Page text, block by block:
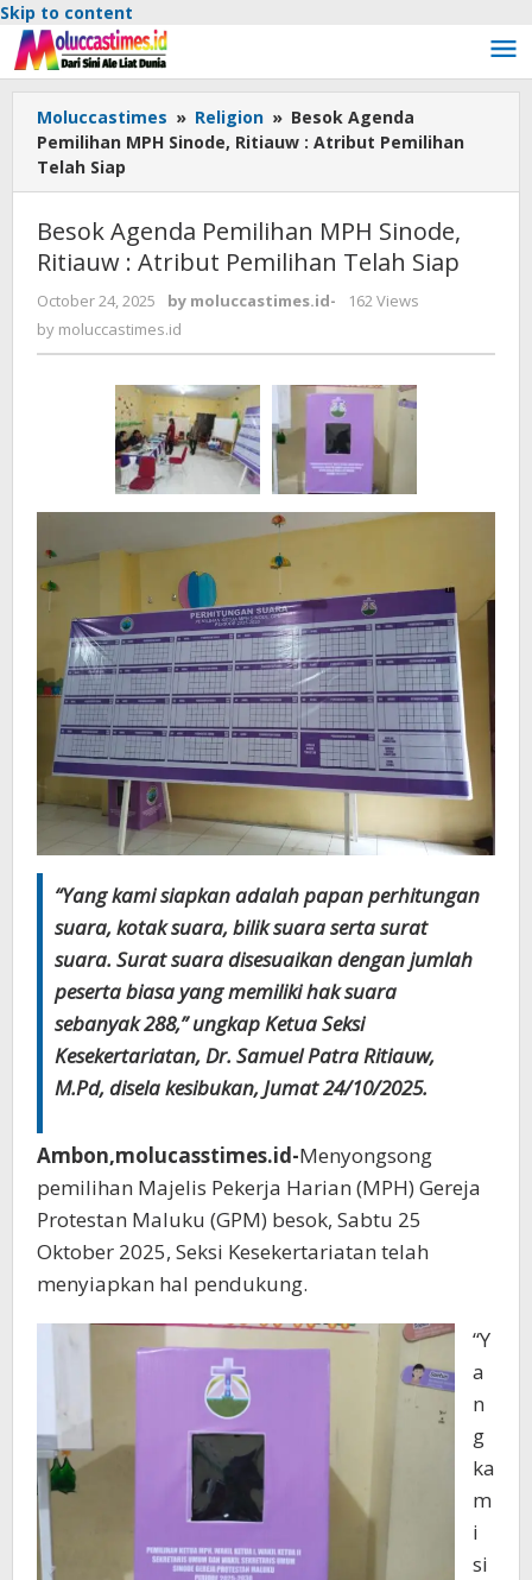
Skip to content
Moluccastimes » Religion » Besok Agenda
Pemilihan MPH Sinode, Ritiauw : Atribut Pemilihan
Telah Siap
Besok Agenda Pemilihan MPH Sinode,
Ritiauw : Atribut Pemilihan Telah Siap
October 24, 2025 by moluccastimes.id-
162 Views
by moluccastimes.id
“Yang kami siapkan adalah papan perhitungan
suara, kotak suara, bilik suara serta surat
suara. Surat suara disesuaikan dengan jumlah
peserta biasa yang memiliki hak suara
sebanyak 288,” ungkap Ketua Seksi
Kesekertariatan, Dr. Samuel Patra Ritiauw,
M.Pd, disela kesibukan, Jumat 24/10/2025.
Ambon,molucasstimes.id-Menyongsong
pemilihan Majelis Pekerja Harian (MPH) Gereja
Protestan Maluku (GPM) besok, Sabtu 25
Oktober 2025, Seksi Kesekertariatan telah
menyiapkan hal pendukung.
“Y
a
n
g
ka
m
i
si